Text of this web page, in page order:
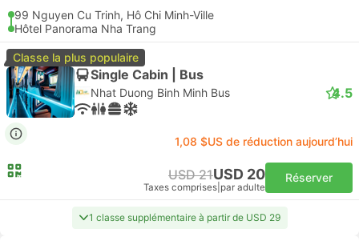
99 Nguyen Cu Trinh, Hô Chi Minh-Ville
Hôtel Panorama Nha Trang
Classe la plus populaire
Single Cabin | Bus
Nhat Duong Binh Minh Bus 4.5
1,08 $US de réduction aujourd’hui
USD 21USD 20
Taxes comprises par adulte
Réserver
1 classe supplémentaire à partir de USD 29